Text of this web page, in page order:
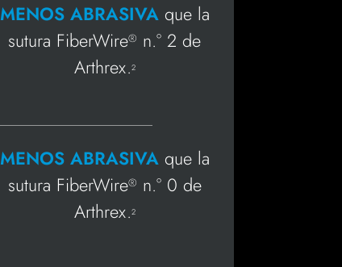
MENOS ABRASIVAque la
sutura FiberWire® n.° 2 de
Arthrex.2
MENOS ABRASIVAque la
sutura FiberWire® n.° 0 de
Arthrex.2